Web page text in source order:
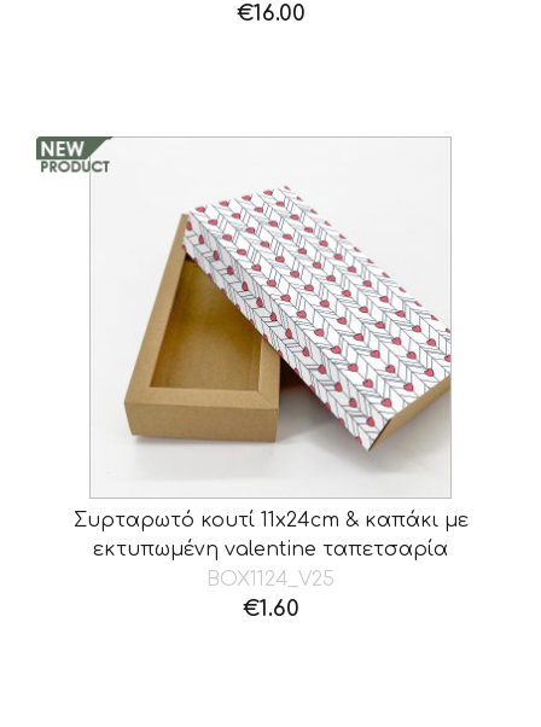
€16.00
Συρταρωτό κουτί 11x24cm & καπάκι με
εκτυπωμένη valentine ταπετσαρία
BOX1124_V25
€1.60